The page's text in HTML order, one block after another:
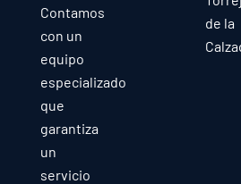
Contamos
con un
equipo
especializado
que
garantiza
un
servicio
de la